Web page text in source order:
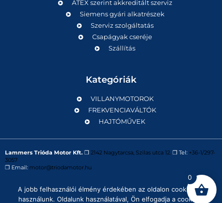
ATEX szerint akkreditált szerviz
Siemens gyári alkatrészek
Szerviz szolgáltatás
Csapágyak cseréje
Szállítás
Kategóriák
VILLANYMOTOROK
FREKVENCIAVÁLTÓK
HAJTÓMŰVEK
Lammers Trióda Motor Kft. ❒ 2142 Nagytarcsa, Szilas utca 12. ❒ Tel: +36-1/297-
3057
❒ Email: motor@triodamotor.hu
Powered byDigit-Now Kft.
0
A jobb felhasználói élmény érdekében az oldalon cookie-kat
használunk. Oldalunk használatával, Ön elfogadja a cookie-k